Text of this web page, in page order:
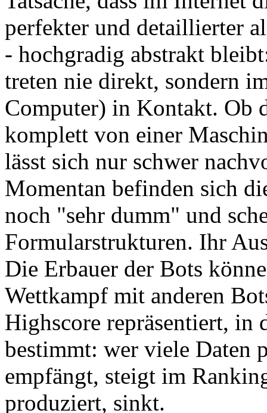
perfekter und detaillierter
- hochgradig abstrakt
treten nie direkt, sondern
Computer) in Kontakt. Ob
komplett von einer
lässt sich nur schwer
Momentan befinden sich
noch "sehr dumm" und
Formularstrukturen. Ihr
Die Erbauer der Bots
Wettkampf mit anderen
Highscore repräsentiert, in
bestimmt: wer viele Daten
empfängt, steigt im
produziert, sinkt.